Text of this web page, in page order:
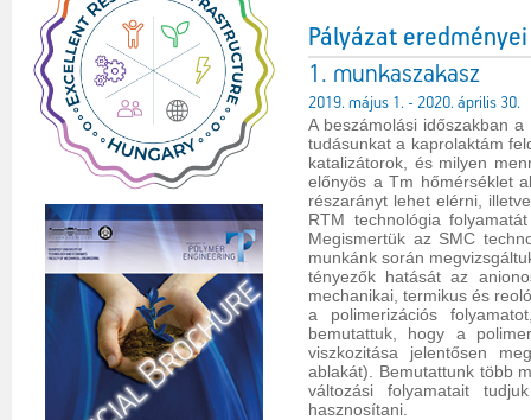
Pályázat eredményei
1. munkaszakasz
2019. május 1. - 2020. április 30.
A beszámolási időszakban
tudásunkat a kaprolaktám
katalizátorok, és milyen
előnyös a Tm hőmérséklet
részarányt lehet elérni,
RTM technológia
Megismertük az SMC
munkánk során
tényezők hatását az
mechanikai, termikus és
a polimerizációs
bemutattuk, hogy a
viszkozitása jelentősen
ablakát). Bemutattunk több
változási folyamatait
hasznosítani.